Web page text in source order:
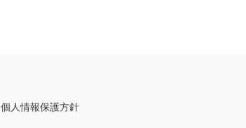
個人情報保護方針